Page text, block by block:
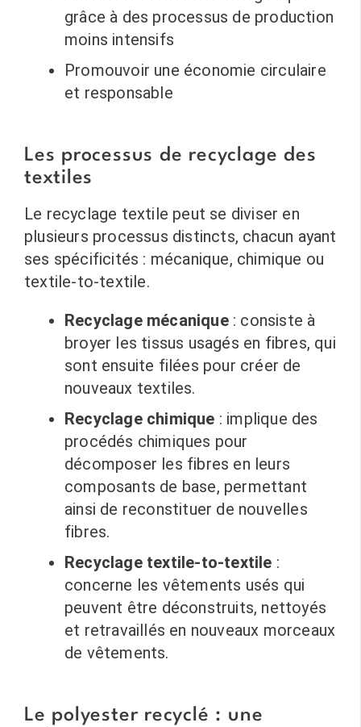
grâce à des processus de production
moins intensifs
Promouvoir une économie circulaire
et responsable
Les processus de recyclage des
textiles
Le recyclage textile peut se diviser en
plusieurs processus distincts, chacun ayant
ses spécificités : mécanique, chimique ou
textile-to-textile.
Recyclage mécanique: consiste à
broyer les tissus usagés en fibres, qui
sont ensuite filées pour créer de
nouveaux textiles.
Recyclage chimique : implique des
procédés chimiques pour
décomposer les fibres en leurs
composants de base, permettant
ainsi de reconstituer de nouvelles
fibres.
Recyclage textile-to-textile :
concerne les vêtements usés qui
peuvent être déconstruits, nettoyés
et retravaillés en nouveaux morceaux
de vêtements.
Le polyester recyclé : une